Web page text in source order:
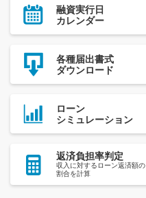
融資実行日
カレンダー
各種届出書式
ダウンロード
ローン
シミュレーション
返済負担率判定
収入に対するローン返済額の
割合を計算